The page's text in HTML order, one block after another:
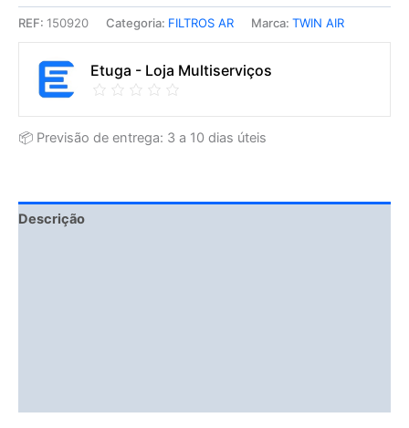
REF: 150920 Categoria: FILTROS AR Marca: TWIN AIR
Etuga - Loja Multiserviços
📦 Previsão de entrega: 3 a 10 dias úteis
Descrição